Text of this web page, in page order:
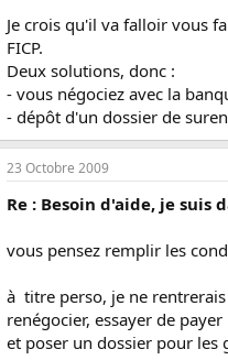
Je crois qu'il va falloir vous
FICP.
Deux solutions, donc :
- vous négociez avec la
- dépôt d'un dossier de
23 Octobre 2009
Re : Besoin d'aide, je suis
vous pensez remplir les
à titre perso, je ne
renégocier, essayer de
et poser un dossier pour les